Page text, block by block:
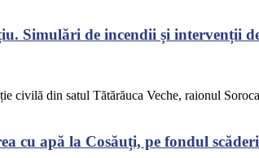
Simulări de incendii și intervenții
civilă din satul Tătărăuca Veche, raionul
cu apă la Cosăuți, pe fondul